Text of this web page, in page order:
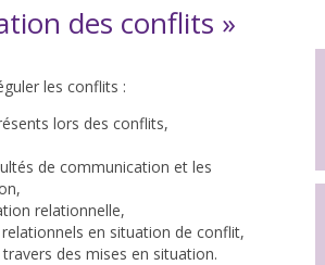
des conflits »
les conflits :
lors des conflits,
de communication et les
relationnelle,
en situation de conflit,
des mises en situation.